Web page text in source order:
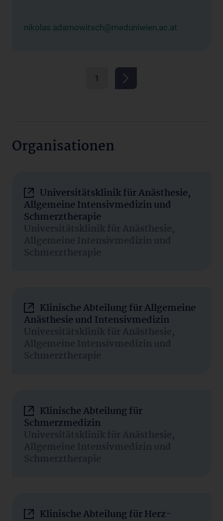
nikolas.adamowitsch@meduniwien.ac.at
1
Organisationen
Universitätsklinik für Anästhesie,
Allgemeine Intensivmedizin und
Schmerztherapie
Universitätsklinik für Anästhesie,
Allgemeine Intensivmedizin und
Schmerztherapie
Klinische Abteilung für Allgemeine
Anästhesie und Intensivmedizin
Universitätsklinik für Anästhesie,
Allgemeine Intensivmedizin und
Schmerztherapie
Klinische Abteilung für
Schmerzmedizin
Universitätsklinik für Anästhesie,
Allgemeine Intensivmedizin und
Schmerztherapie
Klinische Abteilung für Herz-